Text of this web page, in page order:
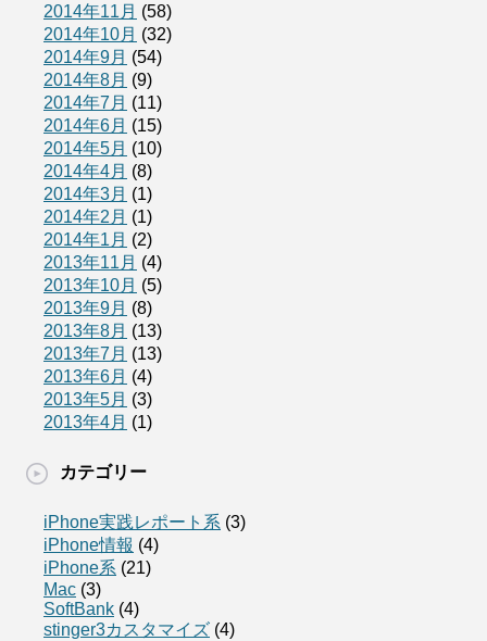
2014年11月 (58)
2014年10月 (32)
2014年9月 (54)
2014年8月 (9)
2014年7月 (11)
2014年6月 (15)
2014年5月 (10)
2014年4月 (8)
2014年3月 (1)
2014年2月 (1)
2014年1月 (2)
2013年11月 (4)
2013年10月 (5)
2013年9月 (8)
2013年8月 (13)
2013年7月 (13)
2013年6月 (4)
2013年5月 (3)
2013年4月 (1)
カテゴリー
iPhone実践レポート系 (3)
iPhone情報 (4)
iPhone系 (21)
Mac (3)
SoftBank (4)
stinger3カスタマイズ (4)